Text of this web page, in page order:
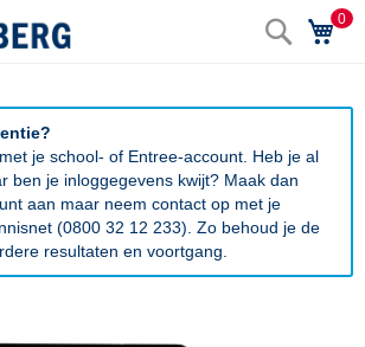
Zoek0
je school- of Entree-account. Heb je al
ben je inloggegevens kwijt? Maak dan
aan maar neem contact op met je
(0800 32 12 233). Zo behoud je de
resultaten en voortgang.